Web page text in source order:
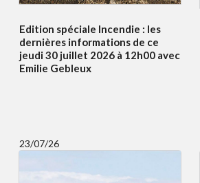
Edition spéciale Incendie : les
dernières informations de ce
jeudi 30 juillet 2026 à 12h00 avec
Emilie Gebleux
23/07/26